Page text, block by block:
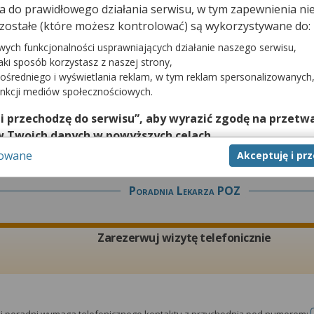
Zarezerwuj wizytę telefonicznie
poradni wymaga telefonicznego kontaktu z przychodnią pod numerem:
Poradnia Lekarza POZ
Zarezerwuj wizytę telefonicznie
do prawidłowego działania serwisu, w tym zapewnienia
(które możesz kontrolować) są wykorzystywane do:
funkcjonalności usprawniających działanie naszego serwisu,
sposób korzystasz z naszej strony,
i wyświetlania reklam, w tym reklam spersonalizowanych,
mediów społecznościowych.
przechodzę do serwisu”, aby wyrazić zgodę na
danych w powyższych celach.
zgody jest dobrowolne, a wyrażoną zgodę możesz w
na przetwarzanie Twoich danych tylko w niektórych
lub chcesz przeprowadzić konfigurację szczegółową, to
temat wykorzystywania narzędzi zewnętrznych w naszym
Akceptuję i